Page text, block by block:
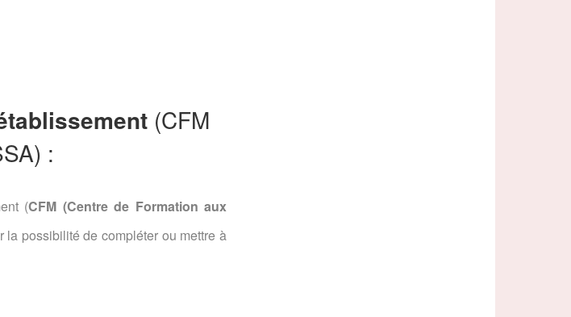
(CFM
:
(CFM (Centre de Formation aux
la possibilité de compléter ou mettre à